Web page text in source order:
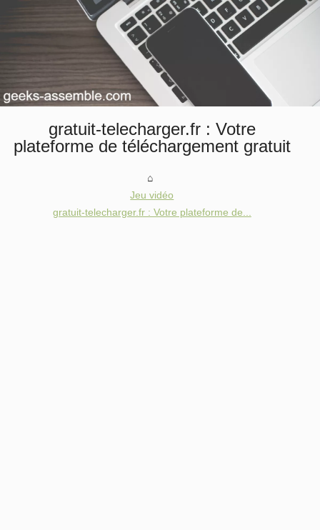
gratuit-telecharger.fr : Votre
plateforme de téléchargement gratuit
Jeu vidéo
gratuit-telecharger.fr : Votre plateforme de...